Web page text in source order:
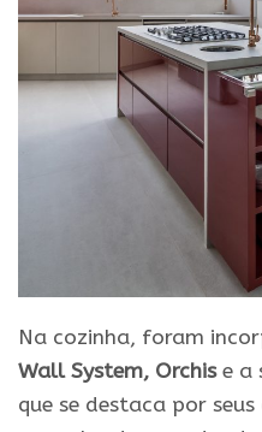
Na cozinha, foram
Wall System, Orchise a
que se destaca por